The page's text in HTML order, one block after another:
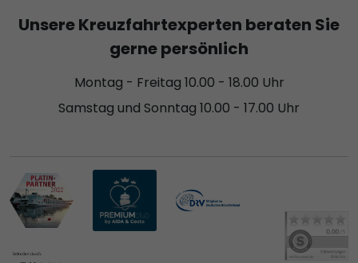
Unsere Kreuzfahrtexperten beraten Sie
gerne persönlich
Montag - Freitag 10.00 - 18.00 Uhr
Samstag und Sonntag 10.00 - 17.00 Uhr